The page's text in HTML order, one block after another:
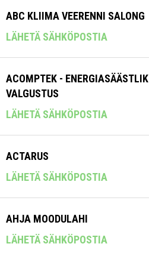
ABC KLIIMA VEERENNI SALONG
LÄHETÄ SÄHKÖPOSTIA
ACOMPTEK - ENERGIASÄÄSTLIK
VALGUSTUS
LÄHETÄ SÄHKÖPOSTIA
ACTARUS
LÄHETÄ SÄHKÖPOSTIA
AHJA MOODULAHI
LÄHETÄ SÄHKÖPOSTIA